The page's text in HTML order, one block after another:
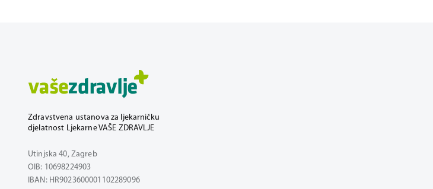
Zdravstvena ustanova za ljekarničku
djelatnost Ljekarne VAŠE ZDRAVLJE
Utinjska 40, Zagreb
OIB: 10698224903
IBAN: HR9023600001102289096